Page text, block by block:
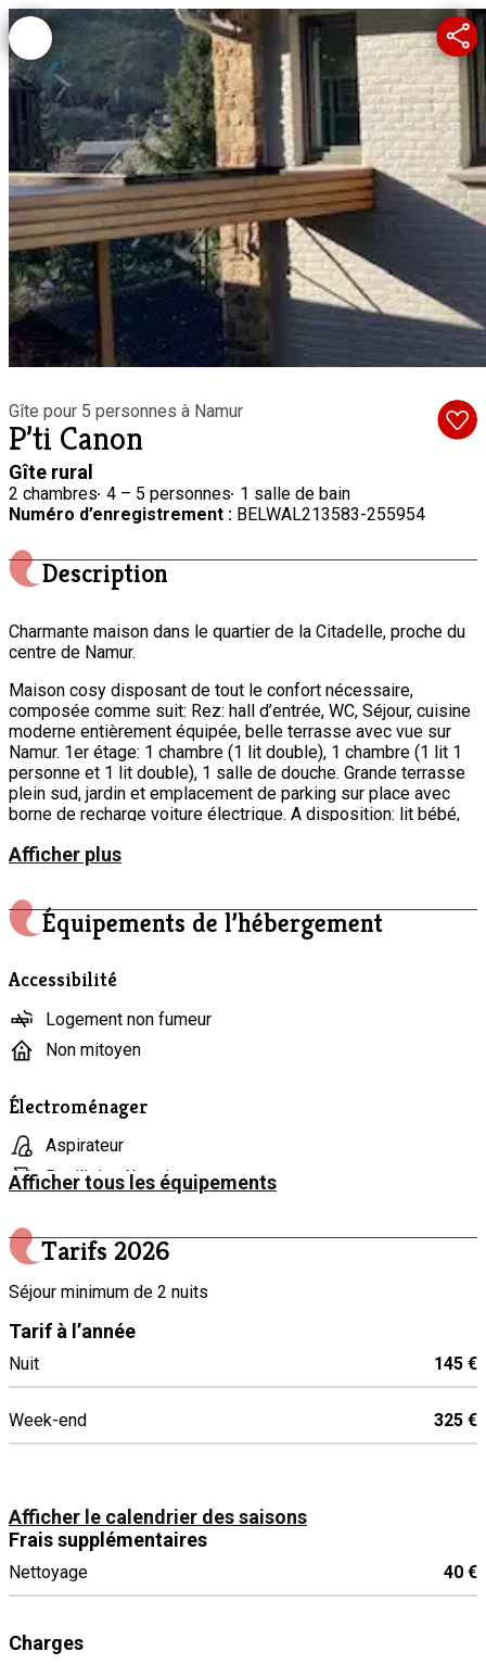
Gîte pour 5 personnes à Namur
P’ti Canon
Gîte rural
2 chambres 4 – 5 personnes 1 salle de bain
Numéro d’enregistrement : BELWAL213583-255954
Description
Charmante maison dans le quartier de la Citadelle, proche du
centre de Namur.
Maison cosy disposant de tout le confort nécessaire,
composée comme suit: Rez: hall d’entrée, WC, Séjour, cuisine
moderne entièrement équipée, belle terrasse avec vue sur
Namur. 1er étage: 1 chambre (1 lit double), 1 chambre (1 lit 1
personne et 1 lit double), 1 salle de douche. Grande terrasse
plein sud, jardin et emplacement de parking sur place avec
borne de recharge voiture électrique. A disposition: lit bébé,
Transports, commerces, promenades, activités sportives et
Propriétaires parfois présents dans l’annexe indépendante
de la maison.
Afficher plus
Équipements de l’hébergement
Accessibilité
Logement non fumeur
Non mitoyen
Électroménager
Aspirateur
Bouilloire électrique
Congélateur
Four
Grille-pain
Machine à café
Réfrigérateur
Sèche-linge
Afficher tous les équipements
Tarifs 2026
Séjour minimum de 2 nuits
Tarif à l’année
Nuit 145 €
Week-end 325 €
Afficher le calendrier des saisons
Frais supplémentaires
Nettoyage 40 €
Charges